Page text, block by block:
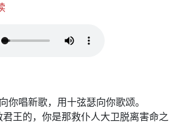
你唱新歌，用十弦瑟向你歌颂。
王的，你是那救仆人大卫脱离害命之